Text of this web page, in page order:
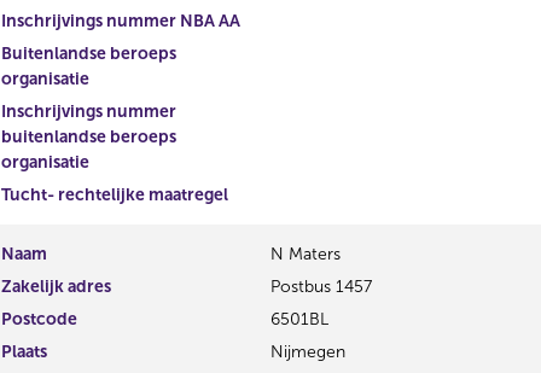
Inschrijvings nummer NBA AA
Buitenlandse beroeps
organisatie
Inschrijvings nummer
buitenlandse beroeps
organisatie
Tucht- rechtelijke maatregel
Naam
N Maters
Zakelijk adres
Postbus 1457
Postcode
6501BL
Plaats
Nijmegen